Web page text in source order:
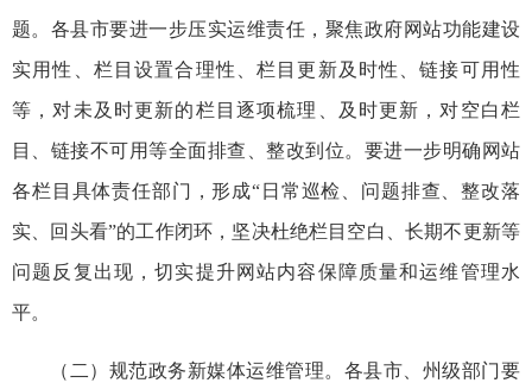
题。各县市要进一步压实运维责任，聚焦政府网站功能建设
实用性、栏目设置合理性、栏目更新及时性、链接可用性
等，对未及时更新的栏目逐项梳理、及时更新，对空白栏
目、链接不可用等全面排查、整改到位。要进一步明确网站
各栏目具体责任部门，形成“日常巡检、问题排查、整改落
实、回头看”的工作闭环，坚决杜绝栏目空白、长期不更新等
问题反复出现，切实提升网站内容保障质量和运维管理水
平。
（二）规范政务新媒体运维管理。各县市、州级部门要